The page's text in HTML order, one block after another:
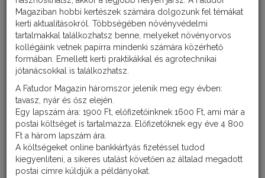
gondoskodását.
A hőmérséklet
emelkedésével
bizony az elvégzendő feladatok száma is egyre növekszik
kertjeinkben.
GYÜMÖLCSFÁK METSZÉSE
Alma- és körtefáink téli, kora tavaszi metszése alapvetően
meghatározza a sikeres gyümölcstermesztést. Igyekezzünk
olyan lombkoronát kialakítani, ami növeli majd az év közbeni
növényvédelmi kezelések hatékonyságát.Szellős koronát
alakítsunk ki, ami megkönnyíti a permetlé bejutását a korona
közepébe is. Igyekezzünk a vízhajtások tömeges képződését
Magaziban hobbi kertészek számára dolgozunk fel témákat
kerti aktualitásokról. Többségében növényvédelmi
tartalmakkal találkozhatsz benne, melyeket növényorvos
kollégáink vetnek papírra mindenki számára közérhető
formában. Emellett kerti praktikákkal és agrotechnikai
jótanácsokkal is találkozhatsz.
A Fatudor Magazin háromszor jelenik meg egy évben:
tavasz, nyár és ősz elején.
Egy lapszám ára: 1900 Ft, előfizetőinknek 1600 Ft, ami már a
postai költséget is tartalmazza. Előfizetőknek egy éve 4 800
Ft a három lapszám ára.
A költségeket online bankkártyás fizetéssel tudod
kiegyenlíteni, a sikeres utalást követően az általad megadott
postai címre küldjük a példányokat.